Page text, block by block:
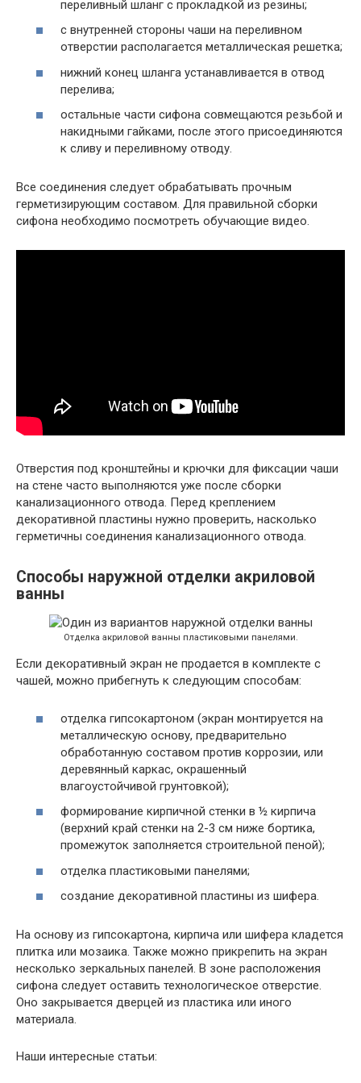
переливный шланг с прокладкой из резины;
с внутренней стороны чаши на переливном
отверстии располагается металлическая решетка;
нижний конец шланга устанавливается в отвод
перелива;
остальные части сифона совмещаются резьбой и
накидными гайками, после этого присоединяются
к сливу и переливному отводу.
Все соединения следует обрабатывать прочным
герметизирующим составом. Для правильной сборки
сифона необходимо посмотреть обучающие видео.
Отверстия под кронштейны и крючки для фиксации чаши
на стене часто выполняются уже после сборки
канализационного отвода. Перед креплением
декоративной пластины нужно проверить, насколько
герметичны соединения канализационного отвода.
Способы наружной отделки акриловой
ванны
Отделка акриловой ванны пластиковыми панелями.
Если декоративный экран не продается в комплекте с
чашей, можно прибегнуть к следующим способам:
отделка гипсокартоном (экран монтируется на
металлическую основу, предварительно
обработанную составом против коррозии, или
деревянный каркас, окрашенный
влагоустойчивой грунтовкой);
формирование кирпичной стенки в ½ кирпича
(верхний край стенки на 2-3 см ниже бортика,
промежуток заполняется строительной пеной);
отделка пластиковыми панелями;
создание декоративной пластины из шифера.
На основу из гипсокартона, кирпича или шифера кладется
плитка или мозаика. Также можно прикрепить на экран
несколько зеркальных панелей. В зоне расположения
сифона следует оставить технологическое отверстие.
Оно закрывается дверцей из пластика или иного
материала.
Наши интересные статьи: